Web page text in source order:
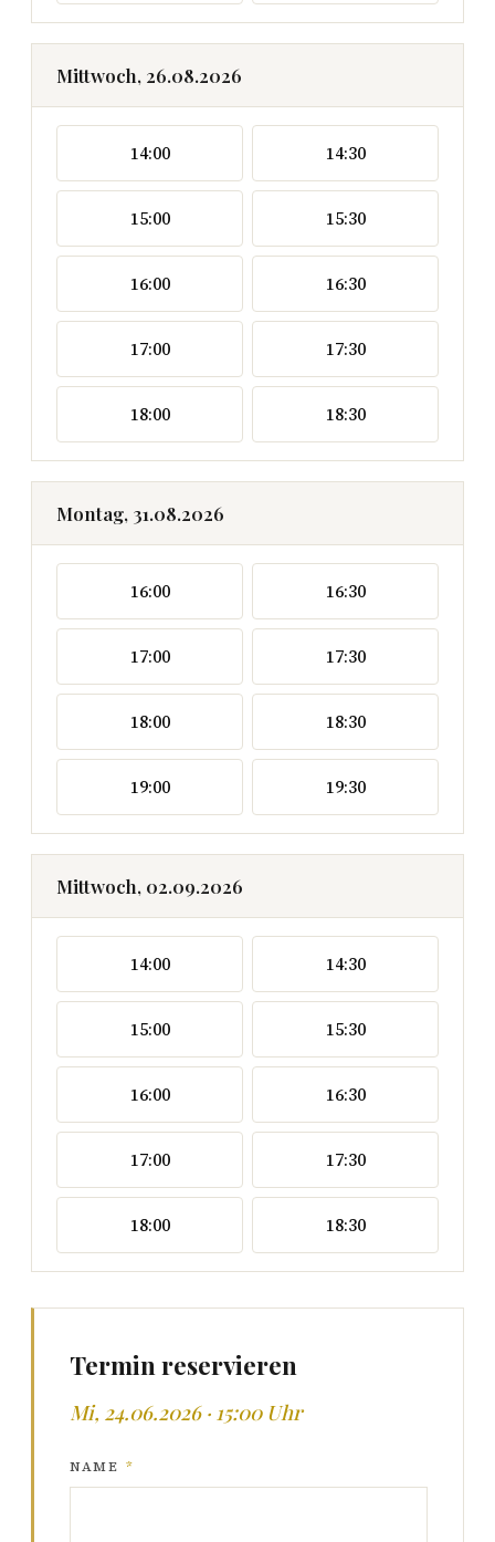
Mittwoch, 26.08.2026
14:00 14:30
15:00 15:30
16:00 16:30
17:00 17:30
18:00 18:30
Montag, 31.08.2026
16:00 16:30
17:00 17:30
18:00 18:30
19:00 19:30
Mittwoch, 02.09.2026
14:00 14:30
15:00 15:30
16:00 16:30
17:00 17:30
18:00 18:30
Termin reservieren
Mi, 24.06.2026 · 15:00 Uhr
NAME *